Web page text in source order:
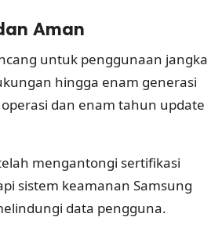
Aman
untuk penggunaan jangka
hingga enam generasi
dan enam tahun update
mengantongi sertifikasi
sistem keamanan Samsung
data pengguna.